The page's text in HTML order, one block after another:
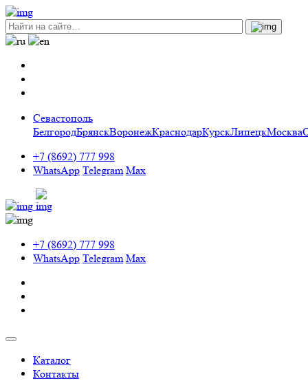
Севастополь
БелгородБрянскВоронежКраснодарКурскЛипецкМосква
+7 (8692) 777 998
WhatsApp Telegram Max
+7 (8692) 777 998
WhatsApp Telegram Max
Каталог
Контакты